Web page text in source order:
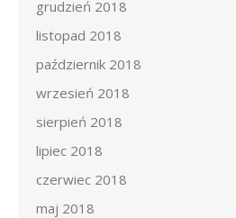
grudzień 2018
listopad 2018
październik 2018
wrzesień 2018
sierpień 2018
lipiec 2018
czerwiec 2018
maj 2018